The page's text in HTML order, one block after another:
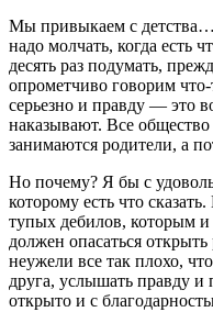
Мы привыкаем с детства…
надо молчать, когда есть
десять раз подумать,
опрометчиво говорим
серьезно и правду — это
наказывают. Все
занимаются родители, а
Но почему? Я бы с
которому есть что
тупых дебилов, которым и
должен опасаться
неужели все так плохо,
друга, услышать правду и
открыто и с